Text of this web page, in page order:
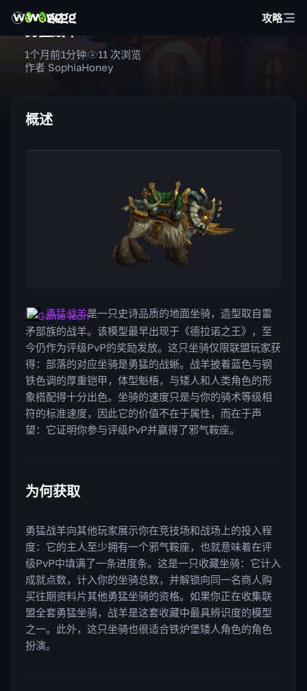
攻略
作者 SophiaHoney
1个月前1分钟 11 次浏览
概述
勇猛战羊是一只史诗品质的地面坐骑，造型取自雷
矛部族的战羊。该模型最早出现于《德拉诺之王》，至
今仍作为评级PvP的奖励发放。这只坐骑仅限联盟玩家获
得：部落的对应坐骑是勇猛的战蜥。战羊披着蓝色与钢
铁色调的厚重铠甲，体型魁梧，与矮人和人类角色的形
象搭配得十分出色。坐骑的速度只是与你的骑术等级相
符的标准速度，因此它的价值不在于属性，而在于声
望：它证明你参与评级PvP并赢得了邪气鞍座。
为何获取
勇猛战羊向其他玩家展示你在竞技场和战场上的投入程
度：它的主人至少拥有一个邪气鞍座，也就意味着在评
级PvP中填满了一条进度条。这是一只收藏坐骑：它计入
成就点数，计入你的坐骑总数，并解锁向同一名商人购
买往期资料片其他勇猛坐骑的资格。如果你正在收集联
盟全套勇猛坐骑，战羊是这套收藏中最具辨识度的模型
之一。此外，这只坐骑也很适合铁炉堡矮人角色的角色
扮演。